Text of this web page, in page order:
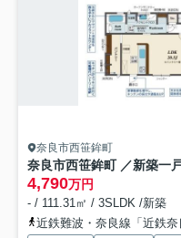
奈良市西笹鉾町
奈良市西笹鉾町 ／新築一
4,790万円
- / 111.31㎡ / 3SLDK /新築
近鉄難波・奈良線「近鉄